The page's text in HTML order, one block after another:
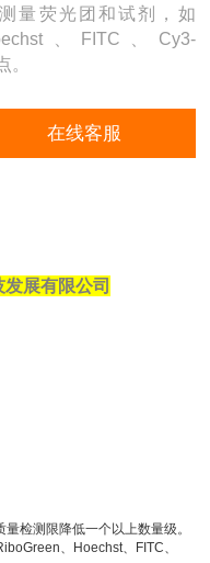
量荧光团和试剂，如
、FITC、Cy3-
。
在线客服
展有限公司
量检测限降低一个以上数量级。
、Hoechst、FITC、